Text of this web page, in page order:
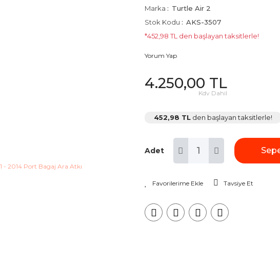
Marka
Turtle Air 2
Stok Kodu
AKS-3507
*452,98 TL den başlayan taksitlerle!
Yorum Yap
4.250,00 TL
Kdv Dahil
452,98 TL den başlayan taksitlerle!
Adet
Tavsiye Et